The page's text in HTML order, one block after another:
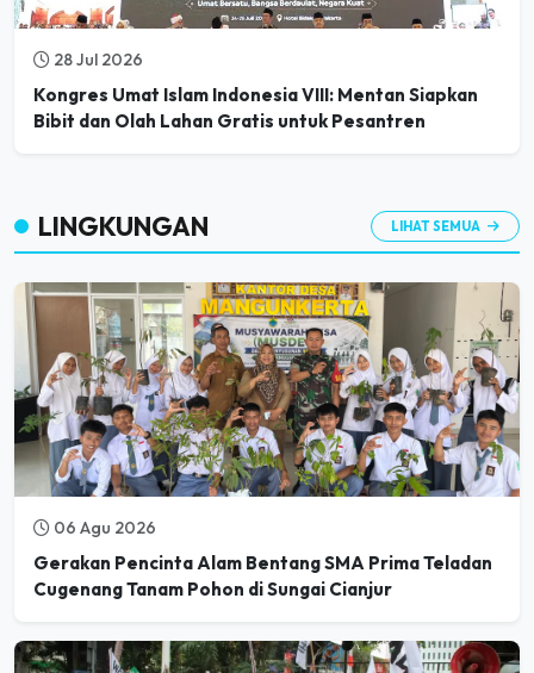
28 Jul 2026
Kongres Umat Islam Indonesia VIII: Mentan Siapkan
Bibit dan Olah Lahan Gratis untuk Pesantren
LINGKUNGAN LIHAT SEMUA
06 Agu 2026
Gerakan Pencinta Alam Bentang SMA Prima Teladan
Cugenang Tanam Pohon di Sungai Cianjur